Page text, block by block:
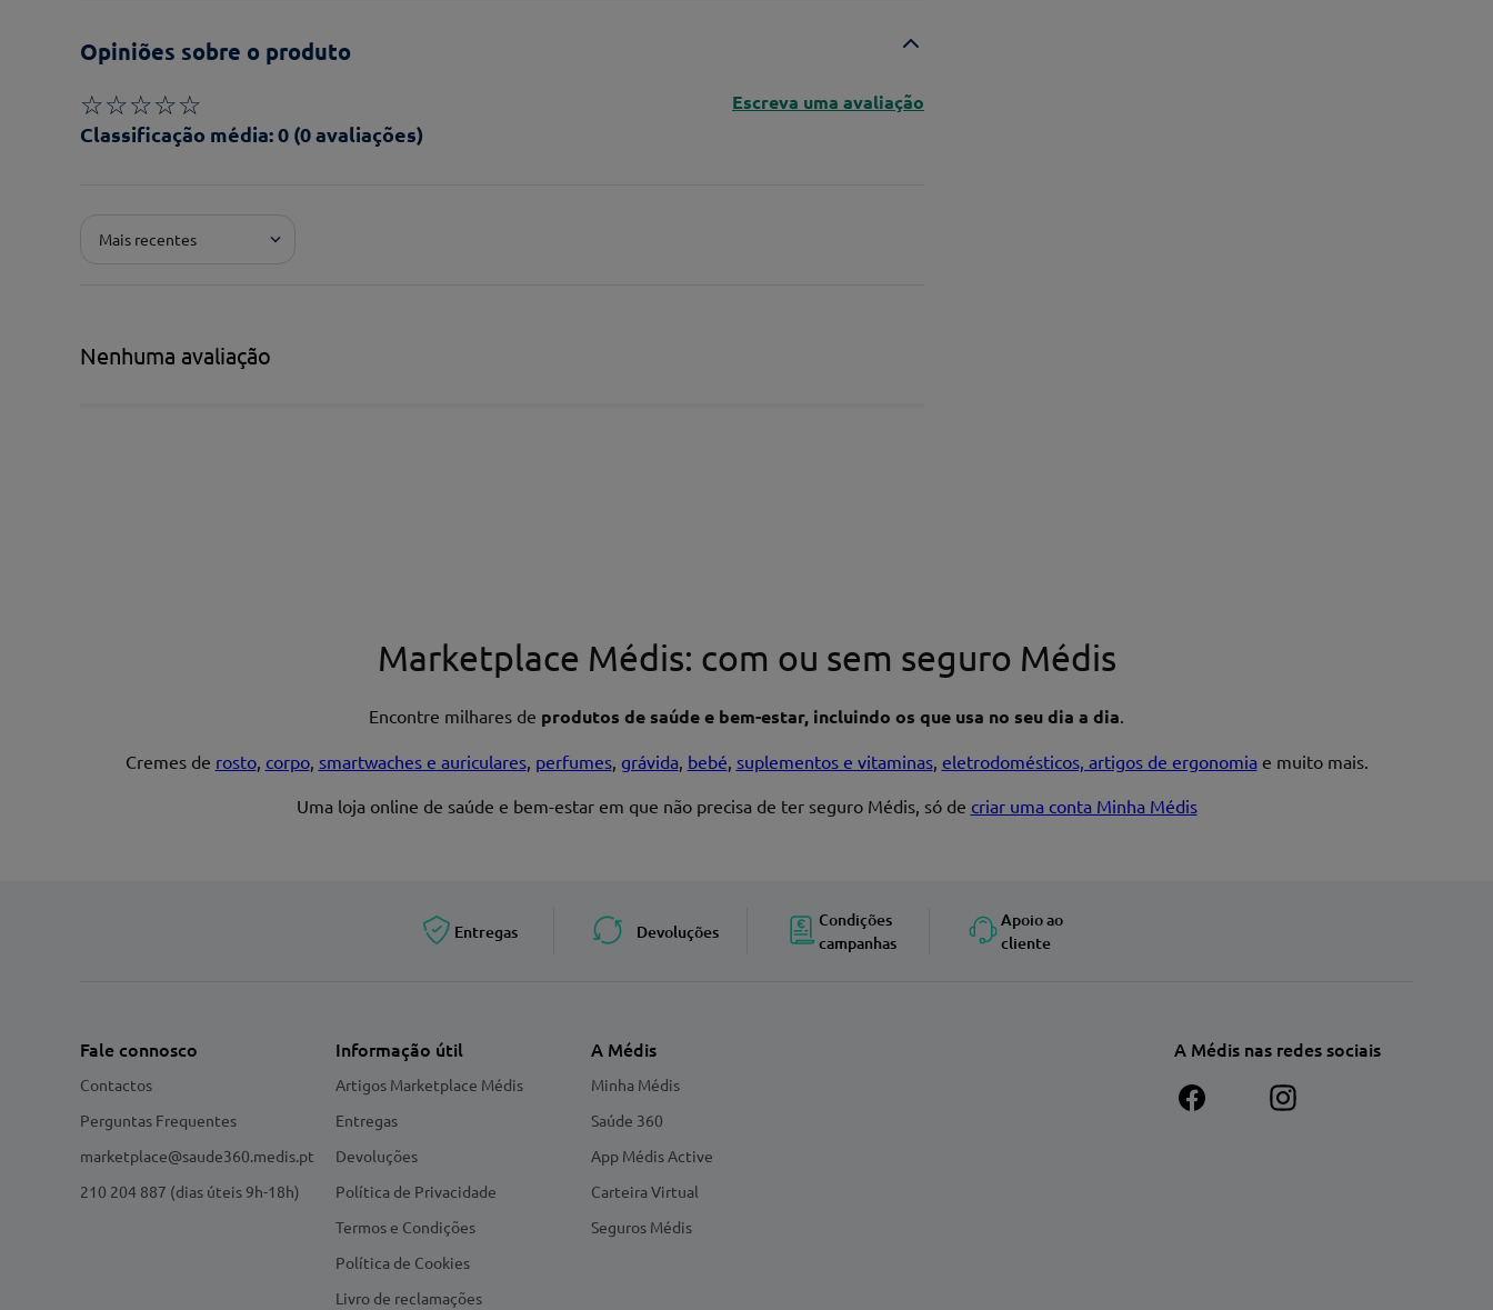
Opiniões sobre o produto
☆☆☆☆☆
Classificação média: 0 (0 avaliações)
Escreva uma avaliação
Pontuação*
Mais recentes
Nenhuma avaliação
Marketplace Médis: com ou sem seguro Médis
Encontre milhares de produtos de saúde e bem-estar, incluindo os que usa no seu dia a dia.
Cremes de rosto, corpo, smartwaches e auriculares, perfumes, grávida, bebé, suplementos e vitaminas, eletrodomésticos, artigos de ergonomia e muito mais.
Uma loja online de saúde e bem-estar em que não precisa de ter seguro Médis, só de criar uma conta Minha Médis
Entregas Devoluções
Condições
campanhas
Apoio ao
cliente
Fale connosco
Contactos
Perguntas Frequentes
marketplace@saude360.medis.pt
210 204 887 (dias úteis 9h-18h)
Informação útil
Artigos Marketplace Médis
Entregas
Devoluções
Política de Privacidade
Termos e Condições
Política de Cookies
Livro de reclamações
A Médis
Minha Médis
Saúde 360
App Médis Active
Carteira Virtual
Seguros Médis
A Médis nas redes sociais